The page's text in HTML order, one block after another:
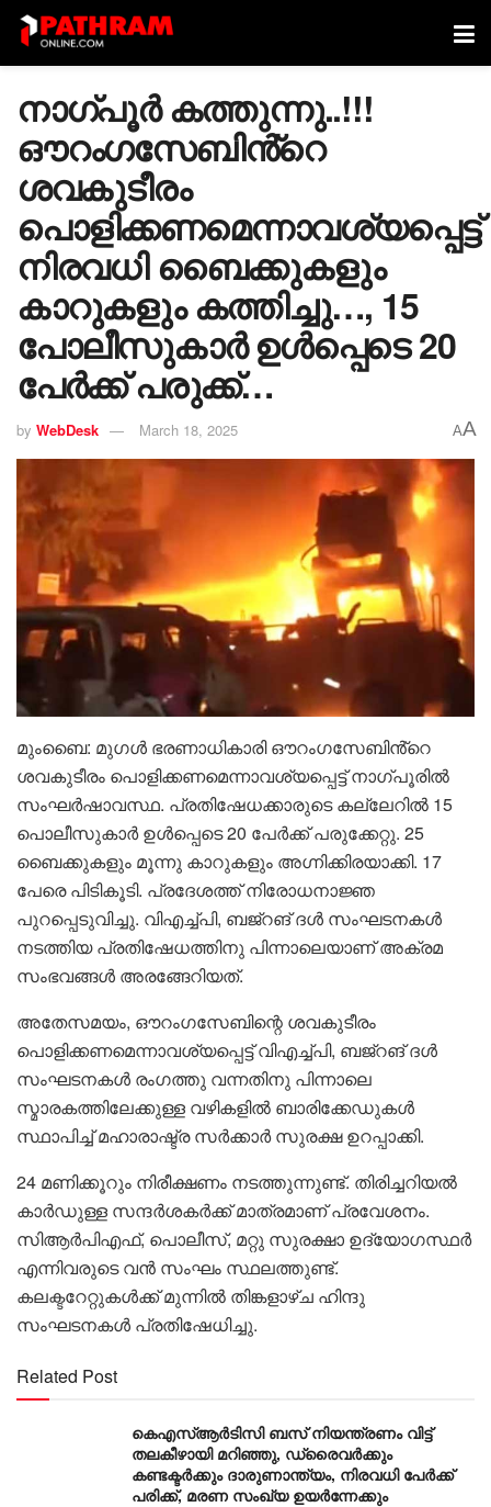
നാഗ്പൂർ കത്തുന്നു..!!!
ഔറംഗസേബിൻ്റെ
ശവകുടീരം
പൊളിക്കണമെന്നാവശ്യപ്പെട്ട്
നിരവധി ബൈക്കുകളും
കാറുകളും കത്തിച്ചു…, 15
പോലീസുകാർ ഉൾപ്പെടെ 20
പേർക്ക് പരുക്ക്…
by WebDesk March 18, 2025 AA
മുംബൈ: മുഗൾ ഭരണാധികാരി ഔറംഗസേബിൻ്റെ
ശവകുടീരം പൊളിക്കണമെന്നാവശ്യപ്പെട്ട് നാഗ്പൂരിൽ
സംഘർഷാവസ്ഥ. പ്രതിഷേധക്കാരുടെ കല്ലേറിൽ 15
പൊലീസുകാർ ഉൾപ്പെടെ 20 പേർക്ക് പരുക്കേറ്റു. 25
ബൈക്കുകളും മൂന്നു കാറുകളും അഗ്നിക്കിരയാക്കി. 17
പേരെ പിടികൂടി. പ്രദേശത്ത് നിരോധനാജ്ഞ
പുറപ്പെടുവിച്ചു. വിഎച്ച്പി, ബജ്റങ് ദൾ സംഘടനകൾ
നടത്തിയ പ്രതിഷേധത്തിനു പിന്നാലെയാണ് അക്രമ
സംഭവങ്ങൾ അരങ്ങേറിയത്.
അതേസമയം, ഔറംഗസേബിന്റെ ശവകുടീരം
പൊളിക്കണമെന്നാവശ്യപ്പെട്ട് വിഎച്ച്പി, ബജ്റങ് ദൾ
സംഘടനകൾ രംഗത്തു വന്നതിനു പിന്നാലെ
സ്മാരകത്തിലേക്കുള്ള വഴികളിൽ ബാരിക്കേഡുകൾ
സ്ഥാപിച്ച് മഹാരാഷ്ട്ര സർക്കാർ സുരക്ഷ ഉറപ്പാക്കി.
24 മണിക്കൂറും നിരീക്ഷണം നടത്തുന്നുണ്ട്. തിരിച്ചറിയൽ
കാർഡുള്ള സന്ദർശകർക്ക് മാത്രമാണ് പ്രവേശനം.
സിആർപിഎഫ്, പൊലീസ്, മറ്റു സുരക്ഷാ ഉദ്യോഗസ്ഥർ
എന്നിവരുടെ വൻ സംഘം സ്ഥലത്തുണ്ട്.
കലക്ടറേറ്റുകൾക്ക് മുന്നിൽ തിങ്കളാഴ്ച ഹിന്ദു
സംഘടനകൾ പ്രതിഷേധിച്ചു.
Related Post
കെഎസ്ആര്‍ടിസി ബസ് നിയന്ത്രണം വിട്ട്
തലകീഴായി മറിഞ്ഞു, ഡ്രൈവര്‍ക്കും
കണ്ടക്ടര്‍ക്കും ദാരുണാന്ത്യം, നിരവധി പേര്‍ക്ക്
പരിക്ക്, മരണ സംഖ്യ ഉയര്‍ന്നേക്കും